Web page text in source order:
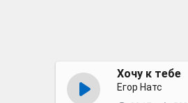
Хочу к тебе
Егор Натс